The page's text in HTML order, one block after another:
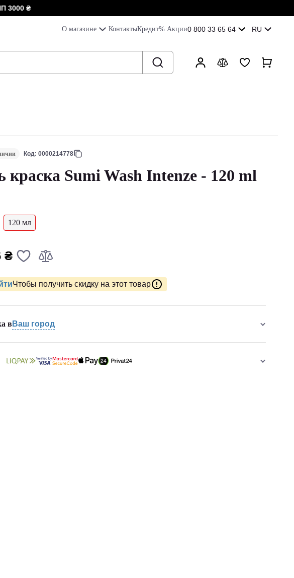
3000 ₴
О магазине КонтактыКредит% Акции0 800 33 65 64 RU
Код: 0000214778
краска Sumi Wash Intenze - 120 ml
120 мл
₴
Чтобы получить скидку на этот товар
в Ваш город